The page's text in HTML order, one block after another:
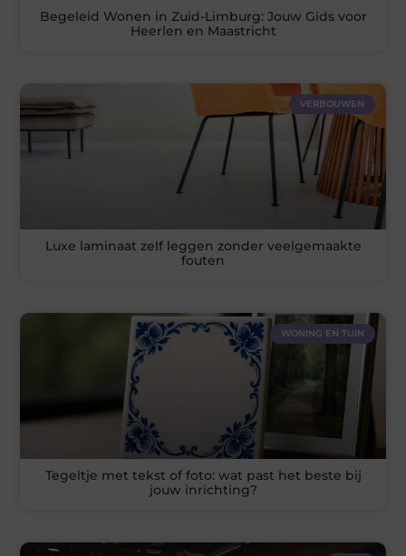
Begeleid Wonen in Zuid-Limburg: Jouw Gids voor
Heerlen en Maastricht
VERBOUWEN
Luxe laminaat zelf leggen zonder veelgemaakte
fouten
WONING EN TUIN
Tegeltje met tekst of foto: wat past het beste bij
jouw inrichting?